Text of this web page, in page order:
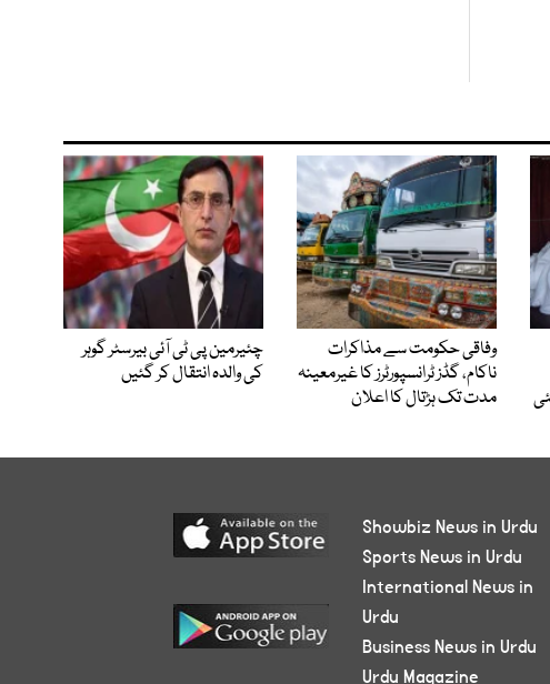
وفاقی حکومت سے مذاکرات
ناکام، گڈز ٹرانسپورٹرز کا غیرمعینہ
مدت تک ہڑتال کا اعلان
چئیرمین پی ٹی آئی بیرسٹر گوہر
کی والدہ انتقال کر گئیں
Showbiz News in Urdu
Sports News in Urdu
International News in
Urdu
Business News in Urdu
Urdu Magazine